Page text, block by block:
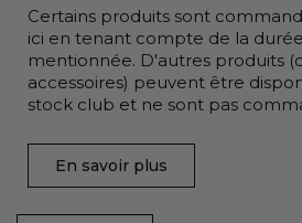
NOUVEAUX PRODUITS
Non(14)
SOUS-CATÉGORIES
Certains produits sont
ici en tenant compte de la
mentionnée. D'autres produits
accessoires) peuvent être
stock club et ne sont pas
En savoir plus